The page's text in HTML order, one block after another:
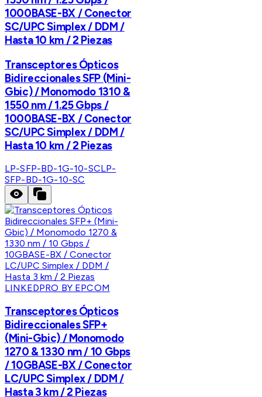
1000BASE-BX / Conector
SC/UPC Simplex / DDM /
Hasta 10 km / 2 Piezas
Transceptores Ópticos
Bidireccionales SFP (Mini-
Gbic) / Monomodo 1310 &
1550 nm / 1.25 Gbps /
1000BASE-BX / Conector
SC/UPC Simplex / DDM /
Hasta 10 km / 2 Piezas
LP-SFP-BD-1G-10-SCLP-
SFP-BD-1G-10-SC
LINKEDPRO BY EPCOM
Transceptores Ópticos
Bidireccionales SFP+
(Mini-Gbic) / Monomodo
1270 & 1330 nm / 10 Gbps
/ 10GBASE-BX / Conector
LC/UPC Simplex / DDM /
Hasta 3 km / 2 Piezas